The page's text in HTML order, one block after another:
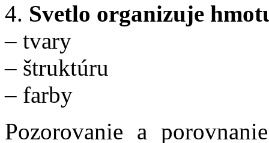
4. Svetlo organizuje
– tvary
– štruktúru
– farby
Pozorovanie a